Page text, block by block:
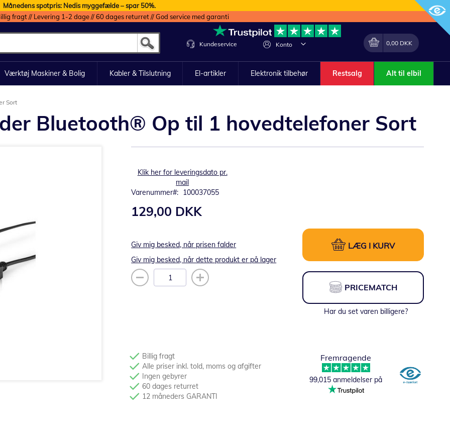
Månedens spotpris: Nedis myggefælde – spar 50%.
fragt // Levering 1-2 dage // 60 dages returret // God service med garanti
Konto
Lave
Min indkøbskurv
0,00 DKK
Kundeservice
Værktøj Maskiner & Bolig Kabler & Tilslutning El-artikler Elektronik tilbehør Restsalg Alt til elbil
Sort
Bluetooth® Op til 1 hovedtelefoner Sort
Klik her for leveringsdato pr.
mail
Varenummer
100037055
129,00 DKK
Giv mig besked, når prisen falder
Giv mig besked, når dette produkt er på lager
LÆG I KURV
PRICEMATCH
Har du set varen billigere?
Billig fragt
Alle priser inkl. told, moms og afgifter
Ingen gebyrer
60 dages returret
12 måneders GARANTI
Fremragende
99,015 anmeldelser på